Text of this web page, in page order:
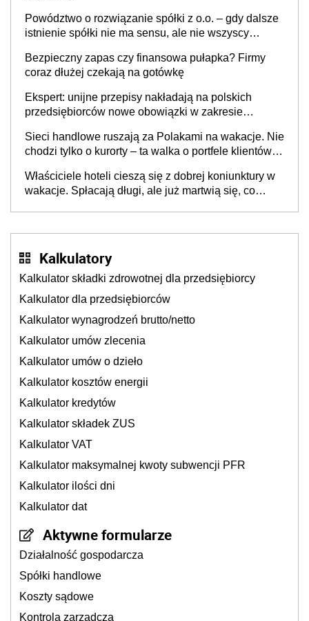
Powództwo o rozwiązanie spółki z o.o. – gdy dalsze
istnienie spółki nie ma sensu, ale nie wszyscy
Bezpieczny zapas czy finansowa pułapka? Firmy
coraz dłużej czekają na gotówkę
Ekspert: unijne przepisy nakładają na polskich
przedsiębiorców nowe obowiązki w zakresie
Sieci handlowe ruszają za Polakami na wakacje. Nie
chodzi tylko o kurorty – ta walka o portfele klientów
cichu
Właściciele hoteli cieszą się z dobrej koniunktury w
wakacje. Spłacają długi, ale już martwią się, co
Kalkulatory
Kalkulator składki zdrowotnej dla przedsiębiorcy
Kalkulator dla przedsiębiorców
Kalkulator wynagrodzeń brutto/netto
Kalkulator umów zlecenia
Kalkulator umów o dzieło
Kalkulator kosztów energii
Kalkulator kredytów
Kalkulator składek ZUS
Kalkulator VAT
Kalkulator maksymalnej kwoty subwencji PFR
Kalkulator ilości dni
Kalkulator dat
Aktywne formularze
Działalność gospodarcza
Spółki handlowe
Koszty sądowe
Kontrola zarządcza